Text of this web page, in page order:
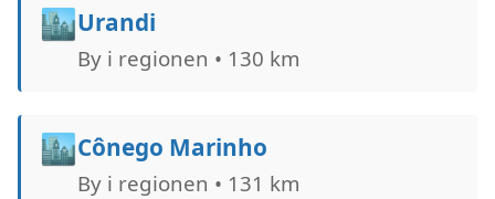
🏙️Urandi
By i regionen • 130 km
🏙️Cônego Marinho
By i regionen • 131 km